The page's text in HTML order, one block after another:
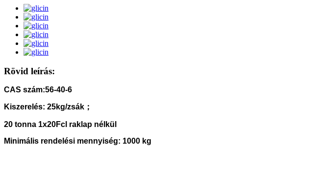
Rövid leírás:
CAS szám:56-40-6
Kiszerelés: 25kg/zsák；
20 tonna 1x20Fcl raklap nélkül
Minimális rendelési mennyiség: 1000 kg